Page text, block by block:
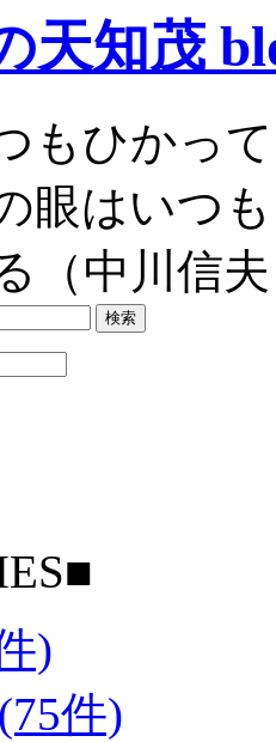
天知茂
もひかっ
眼はいつ
（中川信
)
件)